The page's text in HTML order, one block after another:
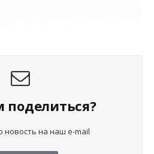
поделиться?
на наш e-mail